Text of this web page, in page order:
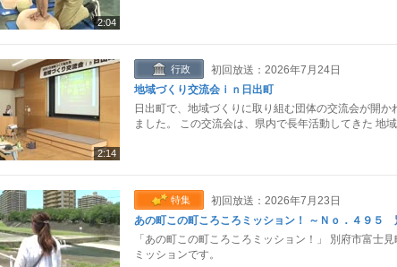
2:04
2:14
行政
初回放送：2026年7月24日
地域づくり交流会ｉｎ日出町
日出町で、地域づくりに取り組む団体の交流会が開
ました。 この交流会は、県内で長年活動してきた 地
特集
初回放送：2026年7月23日
あの町この町ころころミッション！ ～Ｎｏ．４９５
「あの町この町ころころミッション！」 別府市富士
ミッションです。